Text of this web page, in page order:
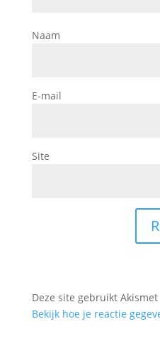
Naam
E-mail
Site
Deze site gebruikt
Bekijk hoe je reactie